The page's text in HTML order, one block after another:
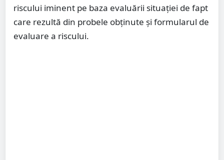
riscului iminent pe baza evaluării situaţiei de fapt
care rezultă din probele obţinute și formularul de
evaluare a riscului.